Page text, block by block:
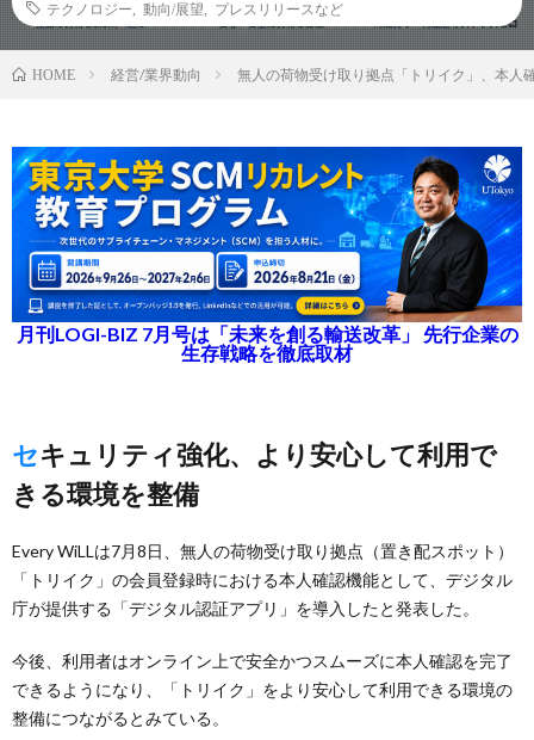
テクノロジー
動向/展望 プレスリリースなど
HOME 経営/業界動向 無人の荷物受け取り拠点「トリイク」、本人
月刊LOGI-BIZ 7月号は「未来を創る輸送改革」 先行企業の
生存戦略を徹底取材
セキュリティ強化、より安心して利用で
きる環境を整備
Every WiLLは7月8日、無人の荷物受け取り拠点（置き配スポット）
「トリイク」の会員登録時における本人確認機能として、デジタル
庁が提供する「デジタル認証アプリ」を導入したと発表した。
今後、利用者はオンライン上で安全かつスムーズに本人確認を完了
できるようになり、「トリイク」をより安心して利用できる環境の
整備につながるとみている。